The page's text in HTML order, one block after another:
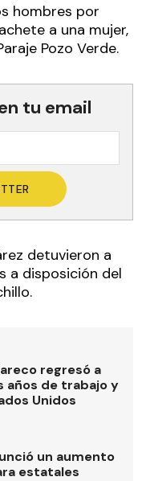
hombres por
a una mujer,
Pozo Verde.
tu email
detuvieron a
a disposición del
regresó a
años de trabajo y
Unidos
un aumento
estatales